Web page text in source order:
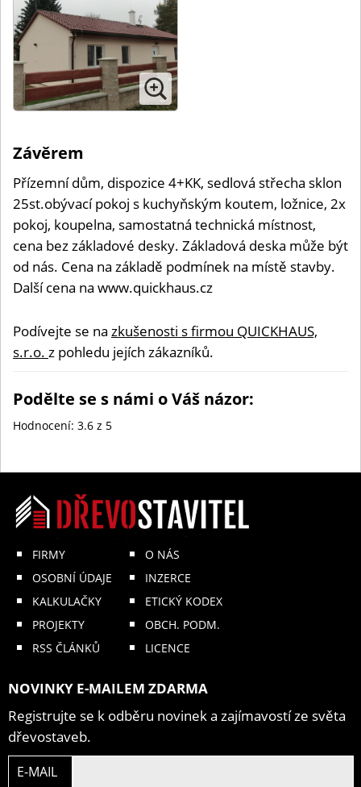
Závěrem
Přízemní dům, dispozice 4+KK, sedlová střecha sklon
25st.obývací pokoj s kuchyňským koutem, ložnice, 2x
pokoj, koupelna, samostatná technická místnost,
cena bez základové desky. Základová deska může být
od nás. Cena na základě podmínek na místě stavby.
Další cena na www.quickhaus.cz
Podívejte se na zkušenosti s firmou QUICKHAUS,
s.r.o. z pohledu jejích zákazníků.
Podělte se s námi o Váš názor:
Hodnocení: 3.6 z 5
FIRMY
OSOBNÍ ÚDAJE
KALKULAČKY
PROJEKTY
RSS ČLÁNKŮ
O NÁS
INZERCE
ETICKÝ KODEX
OBCH. PODM.
LICENCE
NOVINKY E-MAILEM ZDARMA
Registrujte se k odběru novinek a zajímavostí ze světa
dřevostaveb.
E-MAIL